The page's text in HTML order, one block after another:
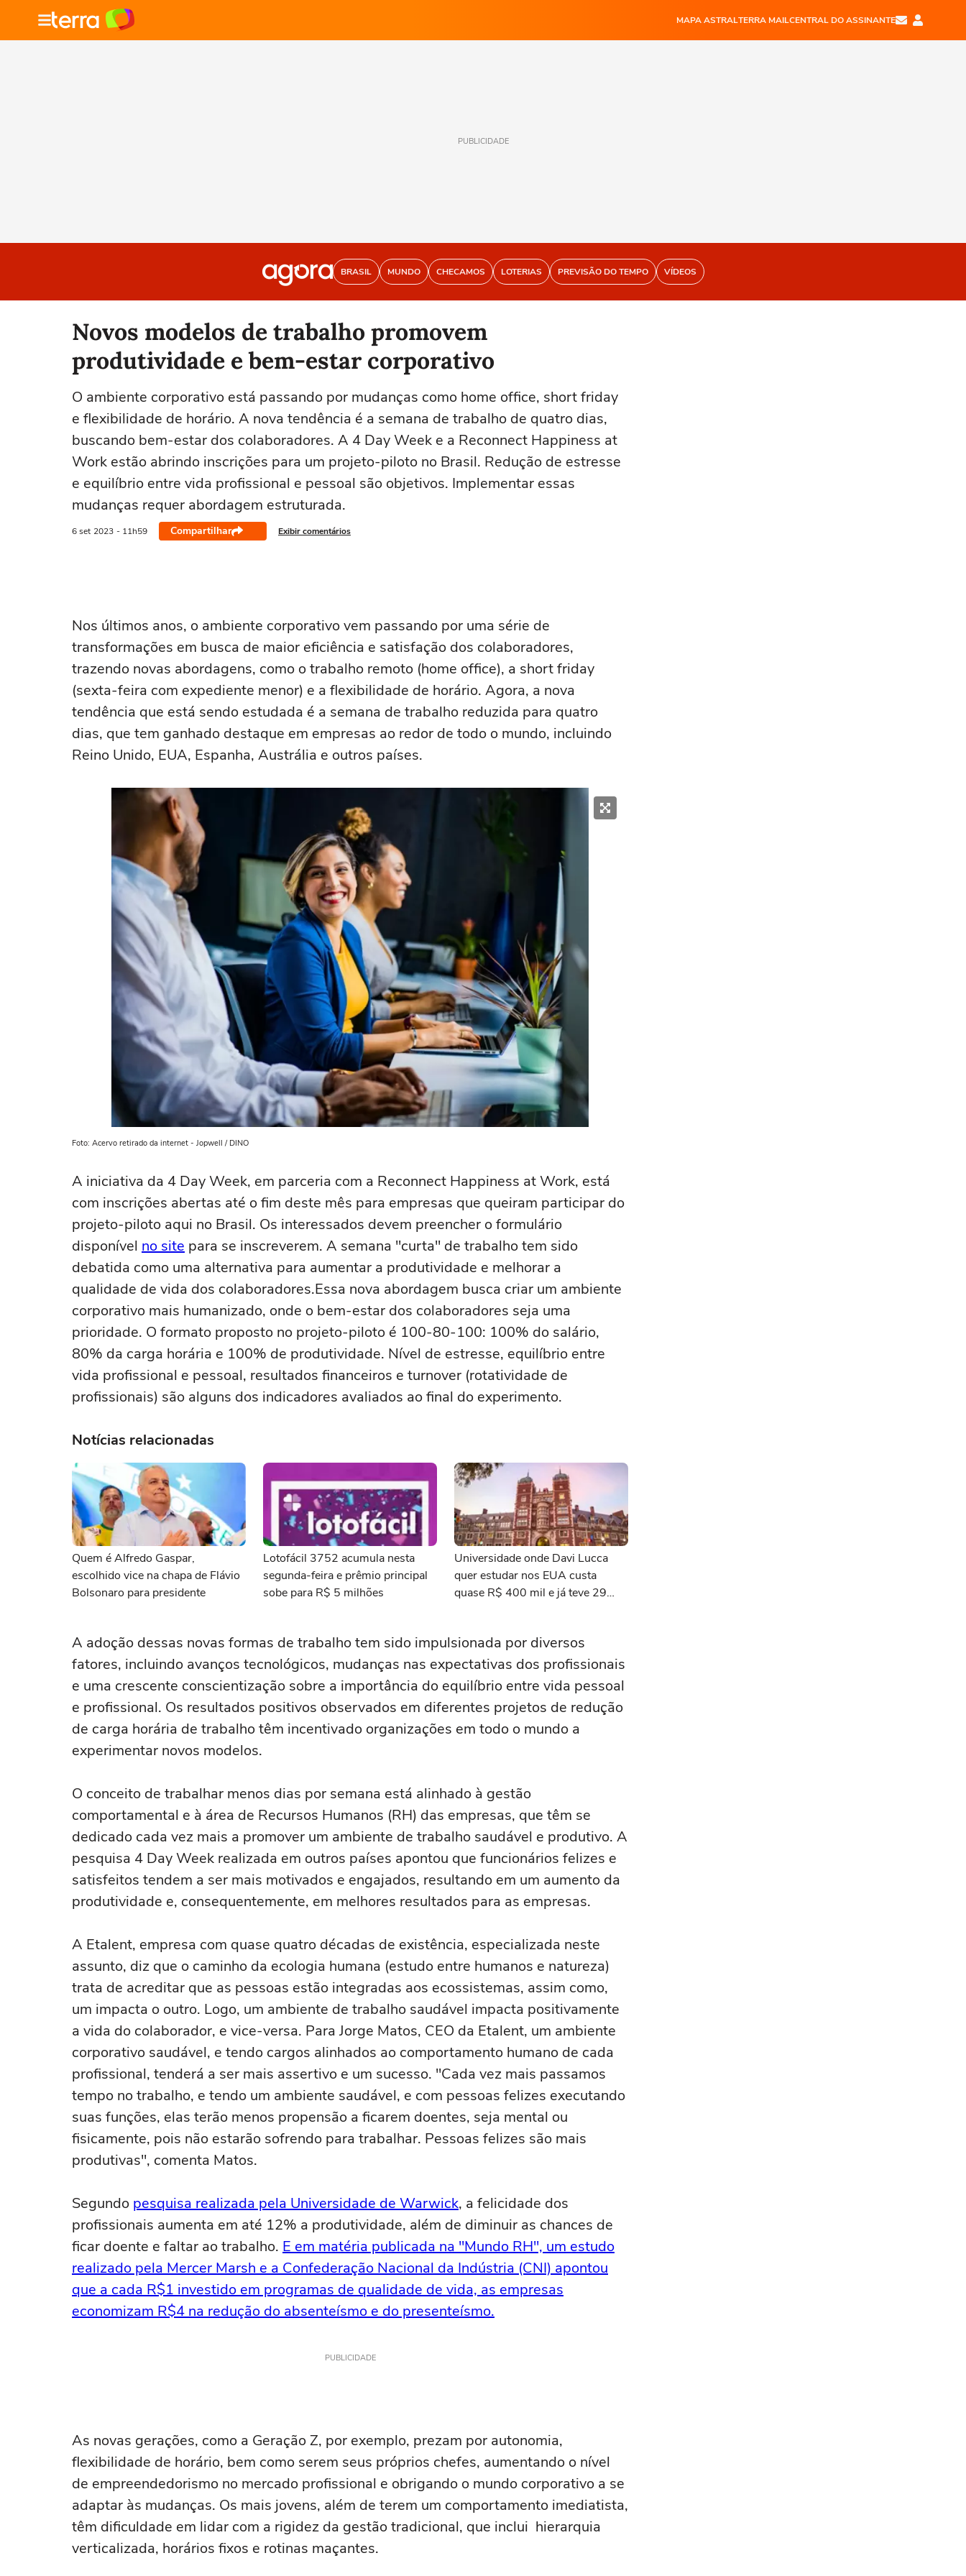
MAPA ASTRALTERRA MAILCENTRAL DO ASSINANTE
PUBLICIDADE
BRASIL MUNDO CHECAMOS LOTERIAS PREVISÃO DO TEMPO VÍDEOS
Novos modelos de trabalho promovem
produtividade e bem-estar corporativo
O ambiente corporativo está passando por mudanças como home office, short friday
e flexibilidade de horário. A nova tendência é a semana de trabalho de quatro dias,
buscando bem-estar dos colaboradores. A 4 Day Week e a Reconnect Happiness at
Work estão abrindo inscrições para um projeto-piloto no Brasil. Redução de estresse
e equilíbrio entre vida profissional e pessoal são objetivos. Implementar essas
mudanças requer abordagem estruturada.
6 set 2023 - 11h59 Compartilhar Exibir comentários
Nos últimos anos, o ambiente corporativo vem passando por uma série de
transformações em busca de maior eficiência e satisfação dos colaboradores,
trazendo novas abordagens, como o trabalho remoto (home office), a short friday
(sexta-feira com expediente menor) e a flexibilidade de horário. Agora, a nova
tendência que está sendo estudada é a semana de trabalho reduzida para quatro
dias, que tem ganhado destaque em empresas ao redor de todo o mundo, incluindo
Reino Unido, EUA, Espanha, Austrália e outros países.
Foto: Acervo retirado da internet - Jopwell / DINO
A iniciativa da 4 Day Week, em parceria com a Reconnect Happiness at Work, está
com inscrições abertas até o fim deste mês para empresas que queiram participar do
projeto-piloto aqui no Brasil. Os interessados devem preencher o formulário
disponível no site para se inscreverem. A semana "curta" de trabalho tem sido
debatida como uma alternativa para aumentar a produtividade e melhorar a
qualidade de vida dos colaboradores.Essa nova abordagem busca criar um ambiente
corporativo mais humanizado, onde o bem-estar dos colaboradores seja uma
prioridade. O formato proposto no projeto-piloto é 100-80-100: 100% do salário,
80% da carga horária e 100% de produtividade. Nível de estresse, equilíbrio entre
vida profissional e pessoal, resultados financeiros e turnover (rotatividade de
profissionais) são alguns dos indicadores avaliados ao final do experimento.
Notícias relacionadas
Quem é Alfredo Gaspar,
escolhido vice na chapa de Flávio
Bolsonaro para presidente
Lotofácil 3752 acumula nesta
segunda-feira e prêmio principal
sobe para R$ 5 milhões
Universidade onde Davi Lucca
quer estudar nos EUA custa
quase R$ 400 mil e já teve 29
A adoção dessas novas formas de trabalho tem sido impulsionada por diversos
fatores, incluindo avanços tecnológicos, mudanças nas expectativas dos profissionais
e uma crescente conscientização sobre a importância do equilíbrio entre vida pessoal
e profissional. Os resultados positivos observados em diferentes projetos de redução
de carga horária de trabalho têm incentivado organizações em todo o mundo a
experimentar novos modelos.
O conceito de trabalhar menos dias por semana está alinhado à gestão
comportamental e à área de Recursos Humanos (RH) das empresas, que têm se
dedicado cada vez mais a promover um ambiente de trabalho saudável e produtivo. A
pesquisa 4 Day Week realizada em outros países apontou que funcionários felizes e
satisfeitos tendem a ser mais motivados e engajados, resultando em um aumento da
produtividade e, consequentemente, em melhores resultados para as empresas.
A Etalent, empresa com quase quatro décadas de existência, especializada neste
assunto, diz que o caminho da ecologia humana (estudo entre humanos e natureza)
trata de acreditar que as pessoas estão integradas aos ecossistemas, assim como,
um impacta o outro. Logo, um ambiente de trabalho saudável impacta positivamente
a vida do colaborador, e vice-versa. Para Jorge Matos, CEO da Etalent, um ambiente
corporativo saudável, e tendo cargos alinhados ao comportamento humano de cada
profissional, tenderá a ser mais assertivo e um sucesso. "Cada vez mais passamos
tempo no trabalho, e tendo um ambiente saudável, e com pessoas felizes executando
suas funções, elas terão menos propensão a ficarem doentes, seja mental ou
fisicamente, pois não estarão sofrendo para trabalhar. Pessoas felizes são mais
produtivas", comenta Matos.
Segundo pesquisa realizada pela Universidade de Warwick, a felicidade dos
profissionais aumenta em até 12% a produtividade, além de diminuir as chances de
ficar doente e faltar ao trabalho. E em matéria publicada na "Mundo RH", um estudo
realizado pela Mercer Marsh e a Confederação Nacional da Indústria (CNI) apontou
que a cada R$1 investido em programas de qualidade de vida, as empresas
economizam R$4 na redução do absenteísmo e do presenteísmo.
PUBLICIDADE
As novas gerações, como a Geração Z, por exemplo, prezam por autonomia,
flexibilidade de horário, bem como serem seus próprios chefes, aumentando o nível
de empreendedorismo no mercado profissional e obrigando o mundo corporativo a se
adaptar às mudanças. Os mais jovens, além de terem um comportamento imediatista,
têm dificuldade em lidar com a rigidez da gestão tradicional, que inclui hierarquia
verticalizada, horários fixos e rotinas maçantes.